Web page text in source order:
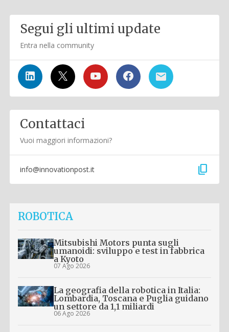
Segui gli ultimi update
Entra nella community
Contattaci
Vuoi maggiori informazioni?
info@innovationpost.it content_copy
ROBOTICA
Mitsubishi Motors punta sugli
umanoidi: sviluppo e test in fabbrica
a Kyoto
07 Ago 2026
La geografia della robotica in Italia:
Lombardia, Toscana e Puglia guidano
un settore da 1,1 miliardi
06 Ago 2026